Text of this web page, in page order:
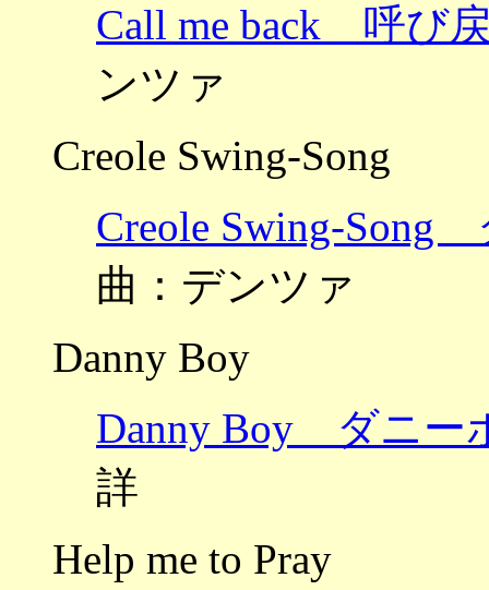
Call me back 呼び
ンツァ
Creole Swing-Song
Creole Swing-Song
曲：デンツァ
Danny Boy
Danny Boy ダニー
詳
Help me to Pray